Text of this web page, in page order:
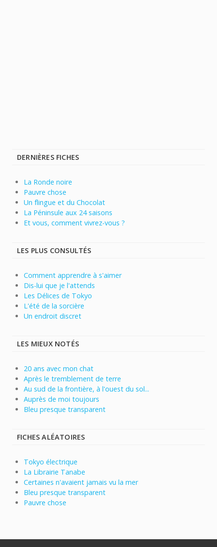
DERNIÈRES FICHES
La Ronde noire
Pauvre chose
Un flingue et du Chocolat
La Péninsule aux 24 saisons
Et vous, comment vivrez-vous ?
LES PLUS CONSULTÉS
Comment apprendre à s'aimer
Dis-lui que je l'attends
Les Délices de Tokyo
L'été de la sorcière
Un endroit discret
LES MIEUX NOTÉS
20 ans avec mon chat
Après le tremblement de terre
Au sud de la frontière, à l'ouest du sol...
Auprès de moi toujours
Bleu presque transparent
FICHES ALÉATOIRES
Tokyo électrique
La Librairie Tanabe
Certaines n'avaient jamais vu la mer
Bleu presque transparent
Pauvre chose